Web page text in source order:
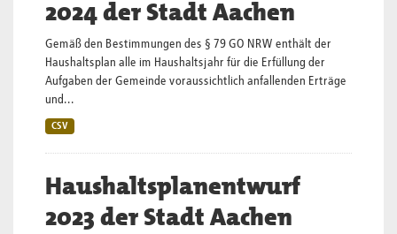
2024 der Stadt Aachen
Gemäß den Bestimmungen des § 79 GO NRW enthält der
Haushaltsplan alle im Haushaltsjahr für die Erfüllung der
Aufgaben der Gemeinde voraussichtlich anfallenden Erträge
und...
CSV
Haushaltsplanentwurf
2023 der Stadt Aachen